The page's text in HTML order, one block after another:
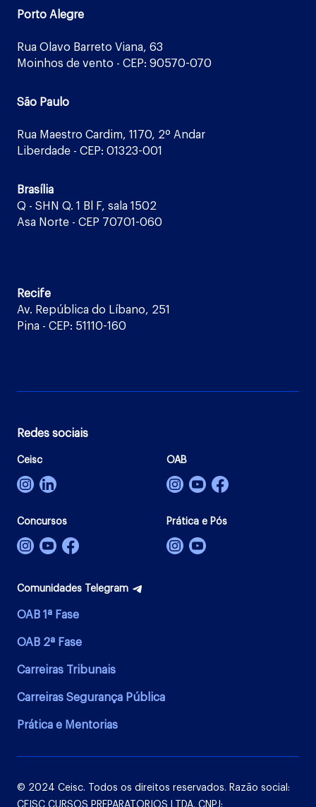
Porto Alegre
Rua Olavo Barreto Viana, 63
Moinhos de vento - CEP: 90570-070
São Paulo
Rua Maestro Cardim, 1170, 2º Andar
Liberdade - CEP: 01323-001
Brasília
Q - SHN Q. 1 Bl F, sala 1502
Asa Norte - CEP 70701-060
Recife
Av. República do Líbano, 251
Pina - CEP: 51110-160
Redes sociais
Ceisc OAB
Concursos Prática e Pós
Comunidades Telegram
OAB 1ª Fase
OAB 2ª Fase
Carreiras Tribunais
Carreiras Segurança Pública
Prática e Mentorias
© 2024 Ceisc. Todos os direitos reservados. Razão social:
CEISC CURSOS PREPARATORIOS LTDA. CNPJ: